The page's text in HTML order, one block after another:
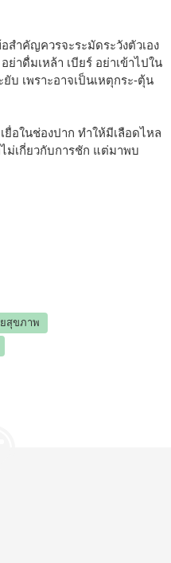
สำคัญควรจะระมัดระวังตัวเอง
าดื่มเหล้า เบียร์ อย่าเข้าไปใน
บ เพราะอาจเป็นเหตุกระ-ตุ้น
ยื่อในช่องปาก ทำให้มีเลือดไหล
ม่เกี่ยวกับการชัก แต่มาพบ
สุขภาพ